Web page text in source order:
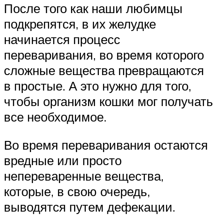
После того как наши любимцы
подкрепятся, в их желудке
начинается процесс
переваривания, во время которого
сложные вещества превращаются
в простые. А это нужно для того,
чтобы организм кошки мог получать
все необходимое.
Во время переваривания остаются
вредные или просто
непереваренные вещества,
которые, в свою очередь,
выводятся путем дефекации.